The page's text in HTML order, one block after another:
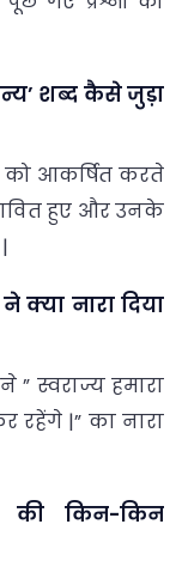
शब्द कैसे जुड़ा
को आकर्षित करते
हुए और उनके
नारा दिया
स्वराज्य हमारा
रहेंगे |” का नारा
किन-किन